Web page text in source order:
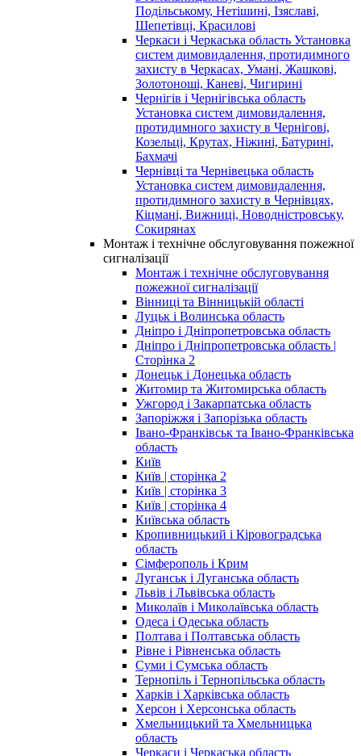
Подільському, Нетішині, Ізяславі,
Шепетівці, Красилові
Черкаси і Черкаська область Установка
систем димовидалення, протидимного
захисту в Черкасах, Умані, Жашкові,
Золотоноші, Каневі, Чигирині
Чернігів і Чернігівська область
Установка систем димовидалення,
протидимного захисту в Чернігові,
Козельці, Крутах, Ніжині, Батурині,
Бахмачі
Чернівці та Чернівецька область
Установка систем димовидалення,
протидимного захисту в Чернівцях,
Кіцмані, Вижниці, Новодністровську,
Сокирянах
Монтаж і технічне обслуговування пожежної
сигналізації
Монтаж і технічне обслуговування
пожежної сигналізації
Вінниці та Вінницькій області
Луцьк і Волинська область
Дніпро і Дніпропетровська область
Дніпро і Дніпропетровська область |
Сторінка 2
Донецьк і Донецька область
Житомир та Житомирська область
Ужгород і Закарпатська область
Запоріжжя і Запорізька область
Івано-Франківськ та Івано-Франківська
область
Київ
Київ | сторінка 2
Київ | сторінка 3
Київ | сторінка 4
Київська область
Кропивницький і Кіровоградська
область
Сімферополь і Крим
Луганськ і Луганська область
Львів і Львівська область
Миколаїв і Миколаївська область
Одеса і Одеська область
Полтава і Полтавська область
Рівне і Рівненська область
Суми і Сумська область
Тернопіль і Тернопільська область
Харків і Харківська область
Херсон і Херсонська область
Хмельницький та Хмельницька
область
Черкаси і Черкаська область